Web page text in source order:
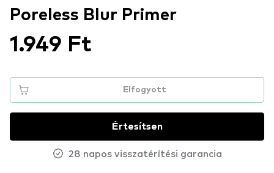
Poreless Blur Primer
1.949 Ft
Elfogyott
Értesítsen
28 napos visszatérítési garancia